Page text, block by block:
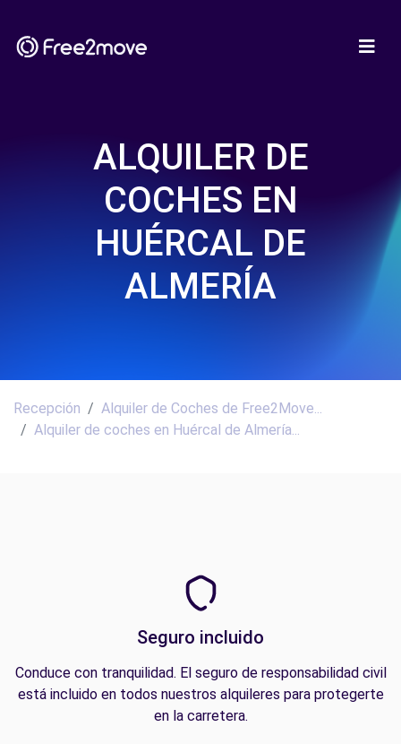
ALQUILER DE
COCHES EN
HUÉRCAL DE
ALMERÍA
Recepción
Alquiler de Coches de Free2Move...
Alquiler de coches en Huércal de Almería...
Seguro incluido
Conduce con tranquilidad. El seguro de responsabilidad civil
está incluido en todos nuestros alquileres para protegerte
en la carretera.